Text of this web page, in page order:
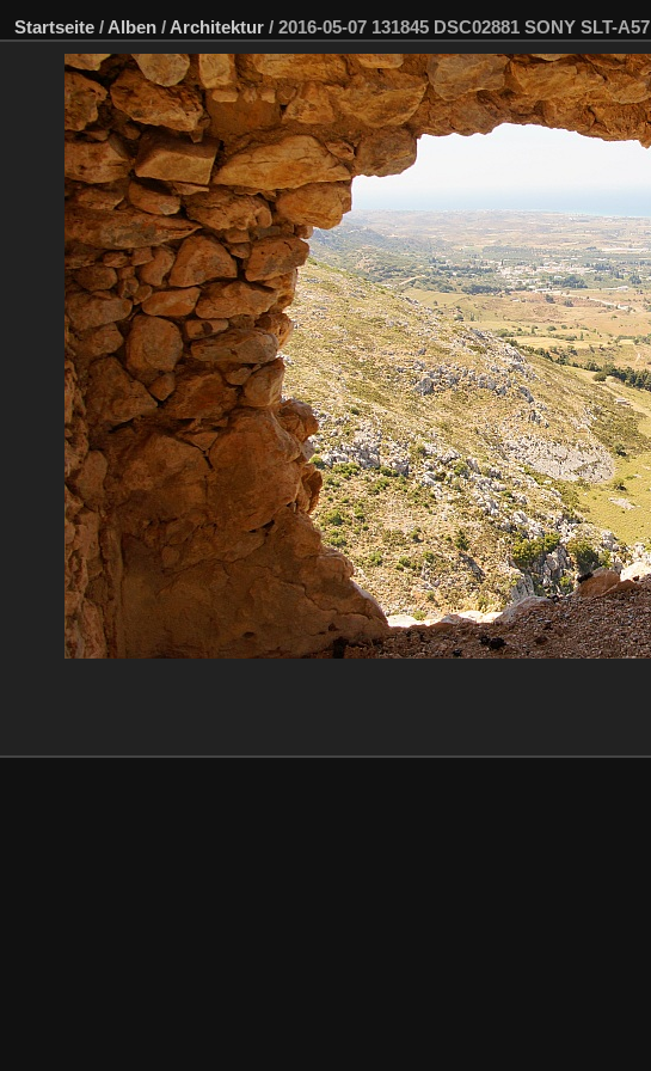
Startseite / Alben / Architektur / 2016-05-07 131845 DSC02881 SONY SLT-A57